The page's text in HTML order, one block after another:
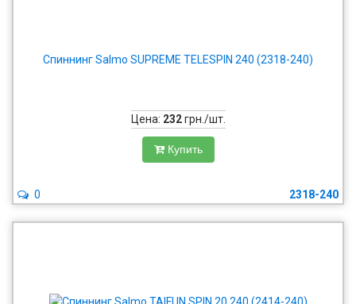
Спиннинг Salmo SUPREME TELESPIN 240 (2318-240)
Цена: 232грн./шт.
Купить
2318-240
0